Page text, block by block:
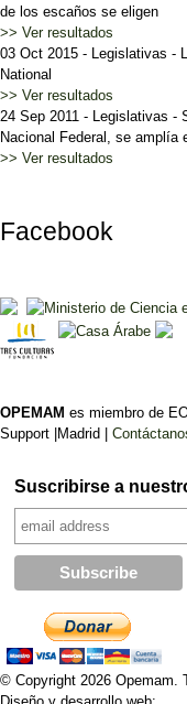
de los escaños se eligen
>> Ver resultados
03 Oct 2015 - Legislativas -
National
>> Ver resultados
24 Sep 2011 - Legislativas -
Nacional Federal, se amplía
>> Ver resultados
Facebook
OPEMAM es miembro de
Support |Madrid |
Suscribirse a
© Copyright 2026 Opemam.